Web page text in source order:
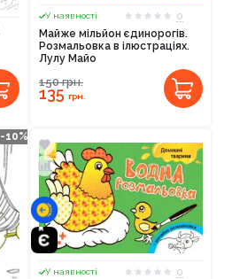
У наявності
0
Майже мільйон єдинорогів.
Розмальовка в ілюстраціях.
Лулу Майо
150грн.
135грн.
-10%
У наявності
0